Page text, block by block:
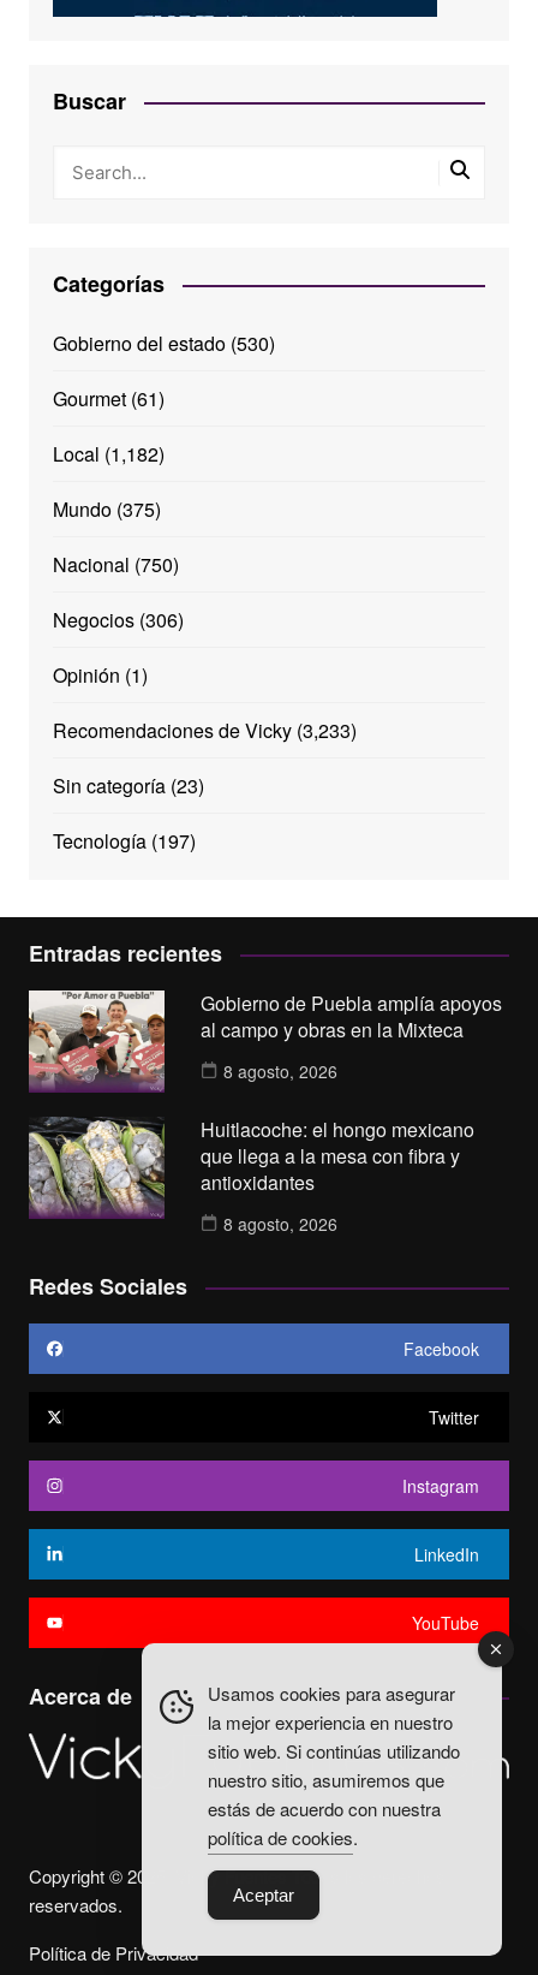
Buscar
Categorías
Gobierno del estado(530)
Gourmet(61)
Local (1,182)
Mundo(375)
Nacional (750)
Negocios(306)
Opinión (1)
Recomendaciones de Vicky(3,233)
Sin categoría(23)
Tecnología(197)
Entradas recientes
Gobierno de Puebla amplía apoyos
al campo y obras en la Mixteca
8 agosto, 2026
Huitlacoche: el hongo mexicano
que llega a la mesa con fibra y
antioxidantes
8 agosto, 2026
Redes Sociales
Facebook
Twitter
Instagram
LinkedIn
YouTube
Acerca de
Copyright © 2025. Vicky Fuentes Todos los derechos
reservados.
Política de Privacidad
Usamos cookies para asegurar
la mejor experiencia en nuestro
sitio web. Si continúas utilizando
nuestro sitio, asumiremos que
estás de acuerdo con nuestra
política de cookies.
Aceptar